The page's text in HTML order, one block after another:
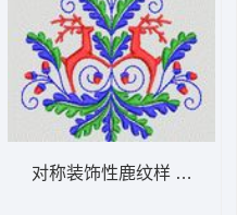
对称装饰性鹿纹样 植物花